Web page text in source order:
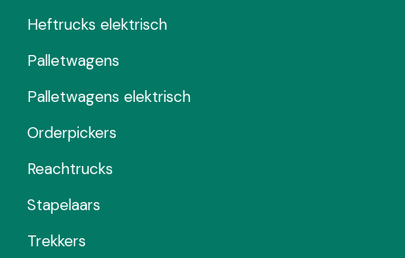
Heftrucks elektrisch
Palletwagens
Palletwagens elektrisch
Orderpickers
Reachtrucks
Stapelaars
Trekkers